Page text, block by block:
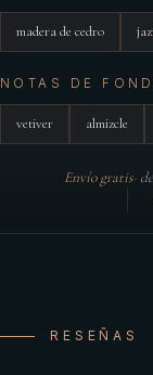
madera de cedro
NOTAS DE
vetiver almizcle
Envío gratis·
RESEÑAS